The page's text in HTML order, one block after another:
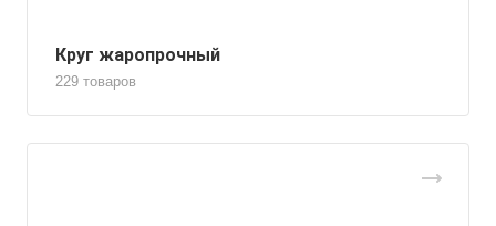
Круг жаропрочный
229 товаров